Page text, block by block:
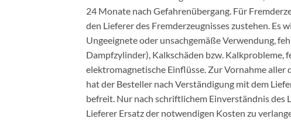
24 Monate nach Gefahrenübergang. Für
den Lieferer des Fremderzeugnisses zustehen. Es
Ungeeignete oder unsachgemäße Verwendung,
Dampfzylinder), Kalkschäden bzw.
elektromagnetische Einflüsse. Zur Vornahme aller
hat der Besteller nach Verständigung mit dem
befreit. Nur nach schriftlichem Einverständnis des
Lieferer Ersatz der notwendigen Kosten zu